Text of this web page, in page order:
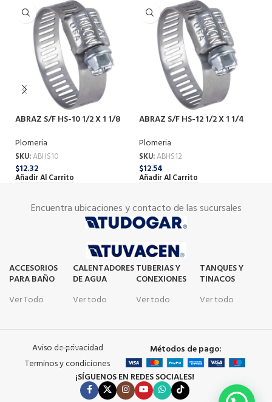
ABRAZ S/F HS-10 1/2 X 1 1/8
Plomeria
SKU:ABHS10
$12.32
Añadir Al Carrito
ABRAZ S/F HS-12 1/2 X 1 1/4
Plomeria
SKU:ABHS12
$12.54
Añadir Al Carrito
Encuentra ubicaciones y contacto de las sucursales
ACCESORIOS
PARA BAÑO
Ver Todo
CALENTADORES
DE AGUA
Ver todo
TUBERIAS Y
CONEXIONES
Ver todo
TANQUES Y
TINACOS
Ver todo
Aviso de privacidad
Terminos y condiciones
Métodos de pago:
¡SÍGUENOS EN REDES SOCIALES!